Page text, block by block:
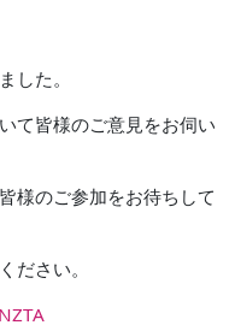
した。
て皆様のご意見をお伺い
様のご参加をお待ちして
ださい。